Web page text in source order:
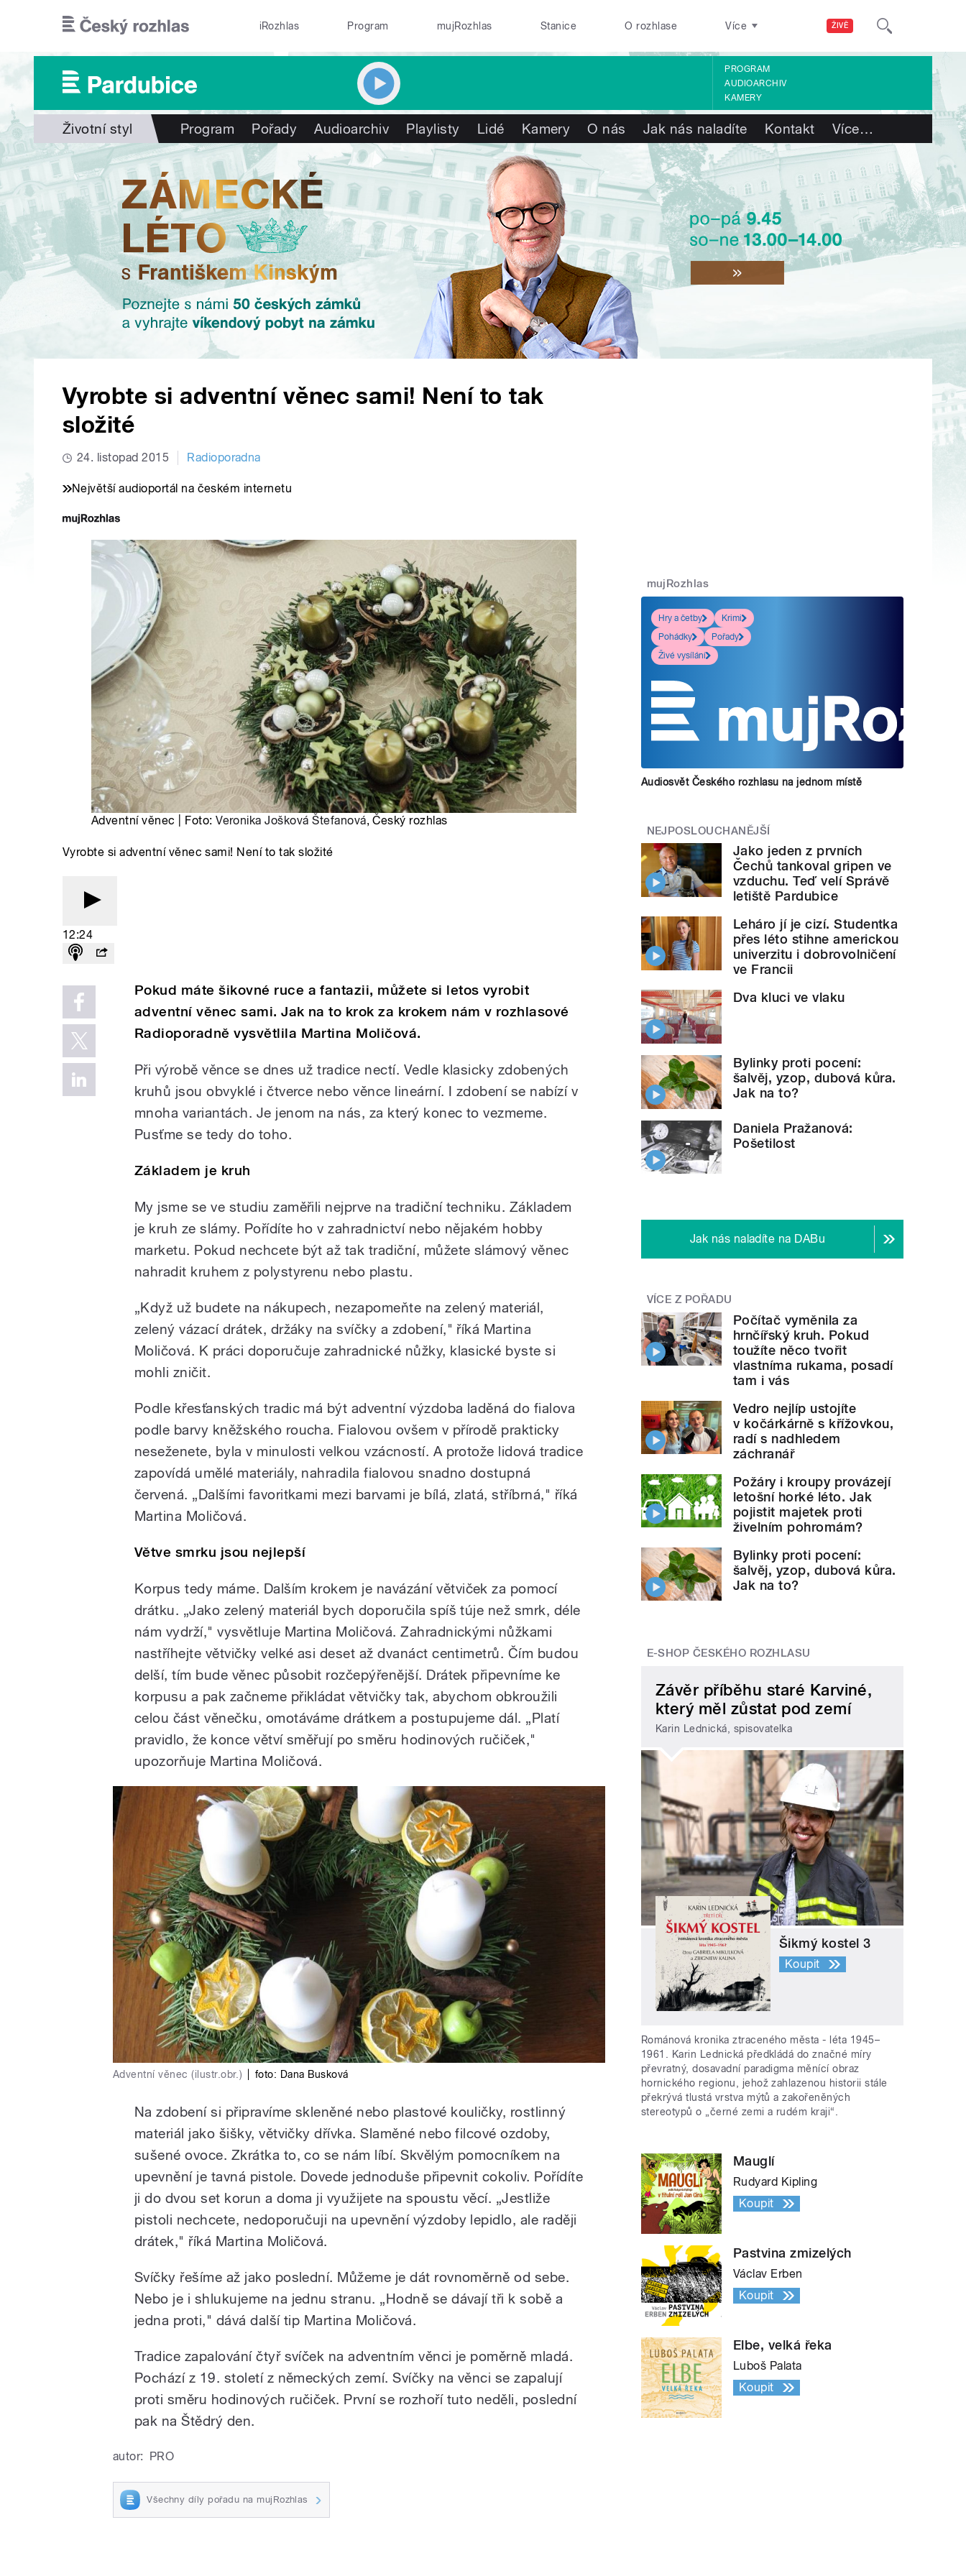
ŽIVĚ
iRozhlas Program mujRozhlas Stanice O rozhlase Více
PROGRAM
AUDIOARCHIV
KAMERY
Životní styl Program Pořady Audioarchiv Playlisty Lidé Kamery O nás Jak nás naladíte Kontakt Více…
Vyrobte si adventní věnec sami! Není to tak
složité
24. listopad 2015 Radioporadna
Největší audioportál na českém internetu
Adventní věnec | Foto:Veronika Jošková Štefanová, Český rozhlas
Vyrobte si adventní věnec sami! Není to tak složité
12:24
Pokud máte šikovné ruce a fantazii, můžete si letos vyrobit
adventní věnec sami. Jak na to krok za krokem nám v rozhlasové
Radioporadně vysvětlila Martina Moličová.
Při výrobě věnce se dnes už tradice nectí. Vedle klasicky zdobených
kruhů jsou obvyklé i čtverce nebo věnce lineární. I zdobení se nabízí v
mnoha variantách. Je jenom na nás, za který konec to vezmeme.
Pusťme se tedy do toho.
Základem je kruh
My jsme se ve studiu zaměřili nejprve na tradiční techniku. Základem
je kruh ze slámy. Pořídíte ho v zahradnictví nebo nějakém hobby
marketu. Pokud nechcete být až tak tradiční, můžete slámový věnec
nahradit kruhem z polystyrenu nebo plastu.
„Když už budete na nákupech, nezapomeňte na zelený materiál,
zelený vázací drátek, držáky na svíčky a zdobení," říká Martina
Moličová. K práci doporučuje zahradnické nůžky, klasické byste si
mohli zničit.
Podle křesťanských tradic má být adventní výzdoba laděná do fialova
podle barvy kněžského roucha. Fialovou ovšem v přírodě prakticky
neseženete, byla v minulosti velkou vzácností. A protože lidová tradice
zapovídá umělé materiály, nahradila fialovou snadno dostupná
červená. „Dalšími favoritkami mezi barvami je bílá, zlatá, stříbrná," říká
Martina Moličová.
Větve smrku jsou nejlepší
Korpus tedy máme. Dalším krokem je navázání větviček za pomocí
drátku. „Jako zelený materiál bych doporučila spíš túje než smrk, déle
nám vydrží," vysvětluje Martina Moličová. Zahradnickými nůžkami
nastříhejte větvičky velké asi deset až dvanáct centimetrů. Čím budou
delší, tím bude věnec působit rozčepýřenější. Drátek připevníme ke
korpusu a pak začneme přikládat větvičky tak, abychom obkroužili
celou část věnečku, omotáváme drátkem a postupujeme dál. „Platí
pravidlo, že konce větví směřují po směru hodinových ručiček,"
upozorňuje Martina Moličová.
Adventní věnec (ilustr.obr.) foto: Dana Busková
Na zdobení si připravíme skleněné nebo plastové kouličky, rostlinný
materiál jako šišky, větvičky dřívka. Slaměné nebo filcové ozdoby,
sušené ovoce. Zkrátka to, co se nám líbí. Skvělým pomocníkem na
upevnění je tavná pistole. Dovede jednoduše připevnit cokoliv. Pořídíte
ji do dvou set korun a doma ji využijete na spoustu věcí. „Jestliže
pistoli nechcete, nedoporučuji na upevnění výzdoby lepidlo, ale raději
drátek," říká Martina Moličová.
Svíčky řešíme až jako poslední. Můžeme je dát rovnoměrně od sebe.
Nebo je i shlukujeme na jednu stranu. „Hodně se dávají tři k sobě a
jedna proti," dává další tip Martina Moličová.
Tradice zapalování čtyř svíček na adventním věnci je poměrně mladá.
Pochází z 19. století z německých zemí. Svíčky na věnci se zapalují
proti směru hodinových ručiček. První se rozhoří tuto neděli, poslední
pak na Štědrý den.
autor: PRO
Všechny díly pořadu na mujRozhlas
mujRozhlas
Hry a četby
Krimi
Pohádky
Pořady
Živé vysílání
Audiosvět Českého rozhlasu na jednom místě
NEJPOSLOUCHANĚJŠÍ
Jako jeden z prvních
Čechů tankoval gripen ve
vzduchu. Teď velí Správě
letiště Pardubice
Leháro jí je cizí. Studentka
přes léto stihne americkou
univerzitu i dobrovolničení
ve Francii
Dva kluci ve vlaku
Bylinky proti pocení:
šalvěj, yzop, dubová kůra.
Jak na to?
Daniela Pražanová:
Pošetilost
Jak nás naladíte na DABu
VÍCE Z POŘADU
Počítač vyměnila za
hrnčířský kruh. Pokud
toužíte něco tvořit
vlastníma rukama, posadí
tam i vás
Vedro nejlíp ustojíte
v kočárkárně s křížovkou,
radí s nadhledem
záchranář
Požáry i kroupy provázejí
letošní horké léto. Jak
pojistit majetek proti
živelním pohromám?
Bylinky proti pocení:
šalvěj, yzop, dubová kůra.
Jak na to?
E-SHOP ČESKÉHO ROZHLASU
Závěr příběhu staré Karviné,
který měl zůstat pod zemí
Karin Lednická, spisovatelka
Šikmý kostel 3
Koupit
Románová kronika ztraceného města - léta 1945–
1961. Karin Lednická předkládá do značné míry
převratný, dosavadní paradigma měnící obraz
hornického regionu, jehož zahlazenou historii stále
překrývá tlustá vrstva mýtů a zakořeněných
stereotypů o „černé zemi a rudém kraji“.
Mauglí
Rudyard Kipling
Koupit
Pastvina zmizelých
Václav Erben
Koupit
Elbe, velká řeka
Luboš Palata
Koupit